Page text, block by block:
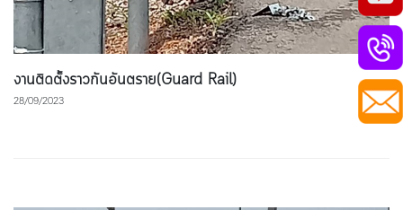
งานติดตั้งราวกันอันตราย(Guard Rail)
28/09/2023